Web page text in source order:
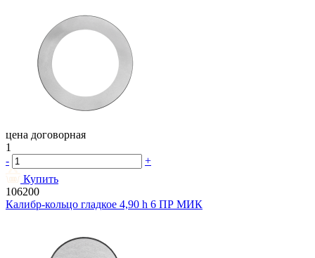
цена договорная
1
-
+
Купить
106200
Калибр-кольцо гладкое 4,90 h 6 ПР МИК